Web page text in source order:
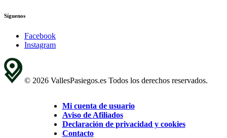
Síguenos
Facebook
Instagram
© 2026 VallesPasiegos.es Todos los derechos reservados.
Mi cuenta de usuario
Aviso de Afiliados
Declaración de privacidad y cookies
Contacto